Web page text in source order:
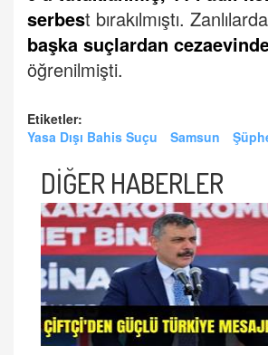
serbest bırakılmıştı.
başka suçlardan
öğrenilmişti.
Etiketler:
Yasa Dışı Bahis Suçu
Samsun
DİĞER HABERLER